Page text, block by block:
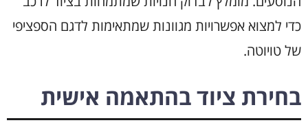
כדי למצוא אפשרויות מגוונות שמתאימות לדגם הספציפי
של טויוטה.
בחירת ציוד בהתאמה אישית